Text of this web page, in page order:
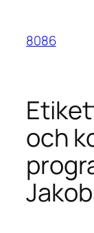
innehåll
8086
och